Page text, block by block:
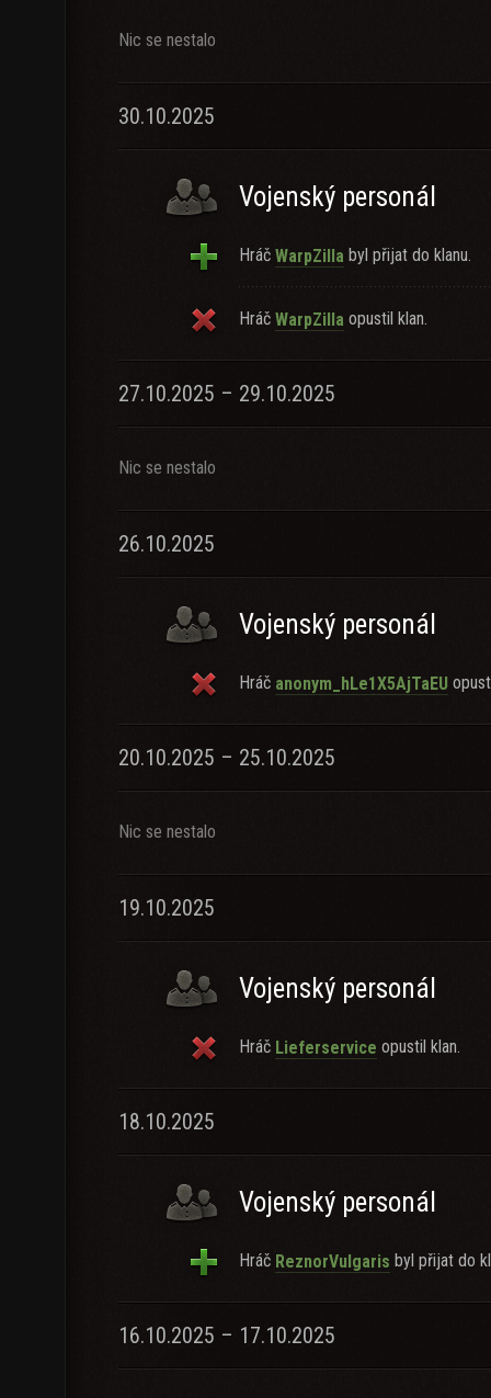
Nic se nestalo
30.10.2025
Vojenský personál
Hráč WarpZilla byl přijat do klanu.
Hráč WarpZilla opustil klan.
27.10.2025 – 29.10.2025
Nic se nestalo
26.10.2025
Vojenský personál
Hráč anonym_hLe1X5AjTaEU
20.10.2025 – 25.10.2025
Nic se nestalo
19.10.2025
Vojenský personál
Hráč Lieferservice opustil klan.
18.10.2025
Vojenský personál
Hráč ReznorVulgaris byl přijat do
16.10.2025 – 17.10.2025